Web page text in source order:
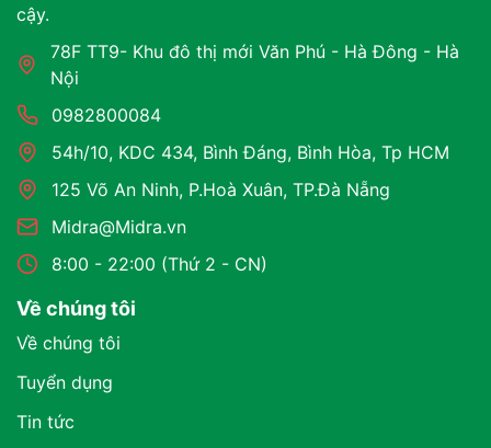
cậy.
78F TT9- Khu đô thị mới Văn Phú - Hà Đông - Hà
Nội
0982800084
54h/10, KDC 434, Bình Đáng, Bình Hòa, Tp HCM
125 Võ An Ninh, P.Hoà Xuân, TP.Đà Nẵng
Midra@Midra.vn
8:00 - 22:00 (Thứ 2 - CN)
Về chúng tôi
Về chúng tôi
Tuyển dụng
Tin tức